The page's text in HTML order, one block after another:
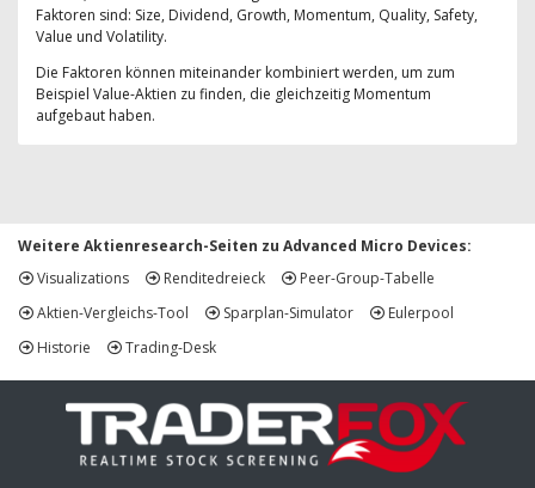
Faktoren sind: Size, Dividend, Growth, Momentum, Quality, Safety,
Value und Volatility.
Die Faktoren können miteinander kombiniert werden, um zum
Beispiel Value-Aktien zu finden, die gleichzeitig Momentum
aufgebaut haben.
Weitere Aktienresearch-Seiten zu Advanced Micro Devices:
Visualizations
Renditedreieck
Peer-Group-Tabelle
Aktien-Vergleichs-Tool
Sparplan-Simulator
Eulerpool
Historie
Trading-Desk